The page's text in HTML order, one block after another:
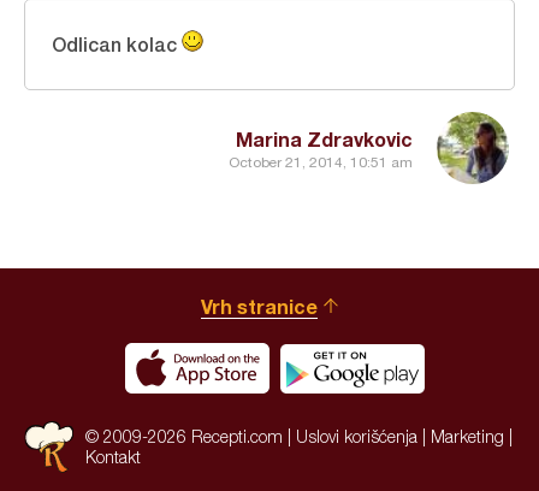
Marina Zdravkovic
October 21, 2014, 10:51 am
Odlican kolac
Vrh stranice
© 2009-2026 Recepti.com | Uslovi korišćenja Marketing
Kontakt